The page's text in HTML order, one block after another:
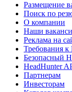
Размещение
Поиск по
О компании
Наши
Реклама на
Требования
Безопасный
HeadHunter
Партнерам
Инвесторам